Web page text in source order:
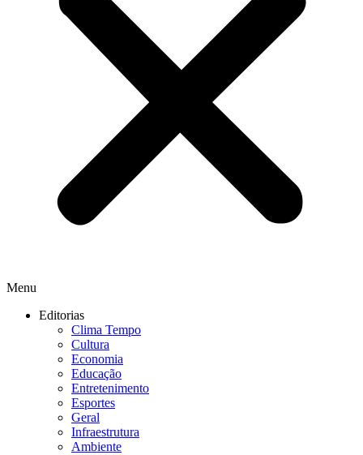
Menu
Editorias
Clima Tempo
Cultura
Economia
Educação
Entretenimento
Esportes
Geral
Infraestrutura
Ambiente